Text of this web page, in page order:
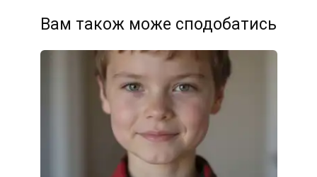
Вам також може сподобатись